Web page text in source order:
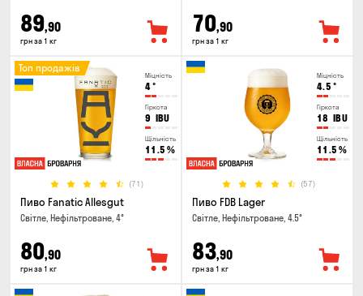
89,90
грн за 1 кг
70,90
грн за 1 кг
Міцність
4°
Гіркота
9 IBU
Щільність
11.5 %
(71)
Топ продажів
Пиво Fanatic Allesgut
Світле, Нефільтроване, 4°
80,90
грн за 1 кг
Міцність
4.5 °
Гіркота
18 IBU
Щільність
11.5 %
(57)
Пиво FDB Lager
Світле, Нефільтроване, 4.5°
83,90
грн за 1 кг